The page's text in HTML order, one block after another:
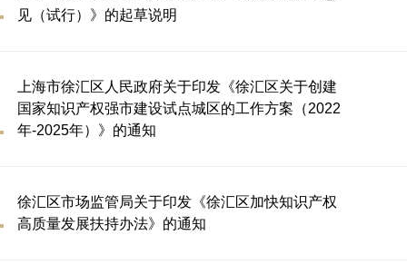
见（试行）》的起草说明
上海市徐汇区人民政府关于印发《徐汇区关于创建
国家知识产权强市建设试点城区的工作方案（2022
年-2025年）》的通知
徐汇区市场监管局关于印发《徐汇区加快知识产权
高质量发展扶持办法》的通知